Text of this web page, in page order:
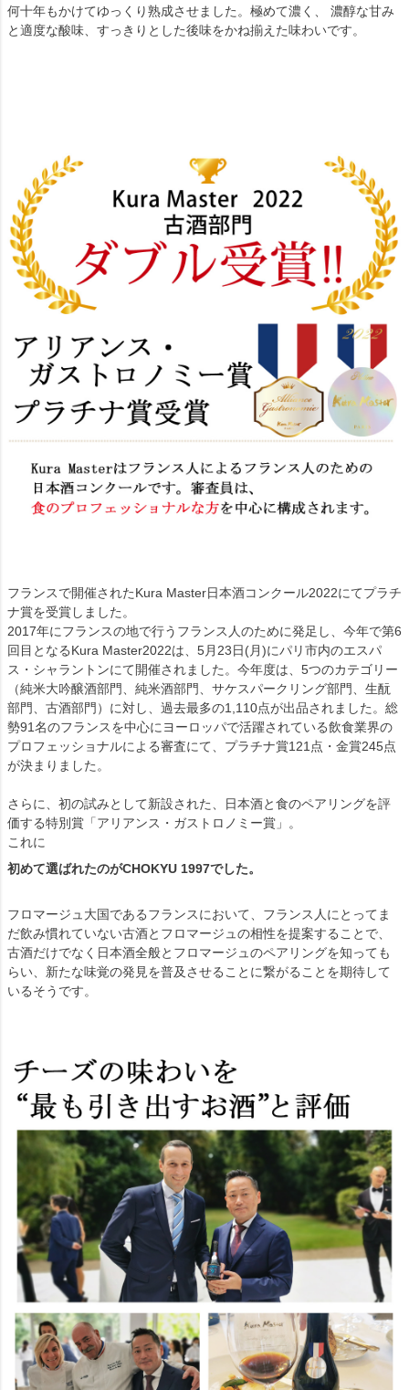
何十年もかけてゆっくり熟成させました。極めて濃く、 濃醇な甘み
と適度な酸味、すっきりとした後味をかね揃えた味わいです。
フランスで開催されたKura Master日本酒コンクール2022にてプラチ
ナ賞を受賞しました。
2017年にフランスの地で行うフランス人のために発足し、今年で第6
回目となるKura Master2022は、5月23日(月)にパリ市内のエスパ
ス・シャラントンにて開催されました。今年度は、5つのカテゴリー
（純米大吟醸酒部門、純米酒部門、サケスパークリング部門、生酛
部門、古酒部門）に対し、過去最多の1,110点が出品されました。総
勢91名のフランスを中心にヨーロッパで活躍されている飲食業界の
プロフェッショナルによる審査にて、プラチナ賞121点・金賞245点
が決まりました。
さらに、初の試みとして新設された、日本酒と食のペアリングを評
価する特別賞「アリアンス・ガストロノミー賞」。
これに
初めて選ばれたのがCHOKYU 1997でした。
フロマージュ大国であるフランスにおいて、フランス人にとってま
だ飲み慣れていない古酒とフロマージュの相性を提案することで、
古酒だけでなく日本酒全般とフロマージュのペアリングを知っても
らい、新たな味覚の発見を普及させることに繋がることを期待して
いるそうです。